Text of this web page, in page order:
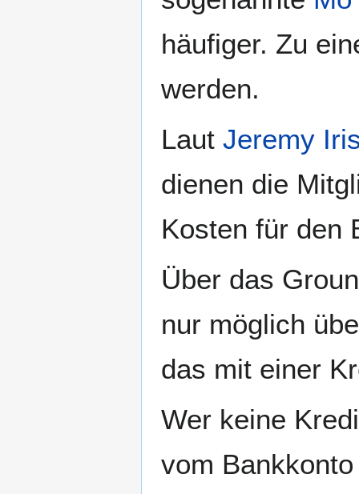
häufiger. Zu
werden.
Laut Jeremy
dienen die
Kosten für den
Über das
nur möglich
das mit einer
Wer keine
vom